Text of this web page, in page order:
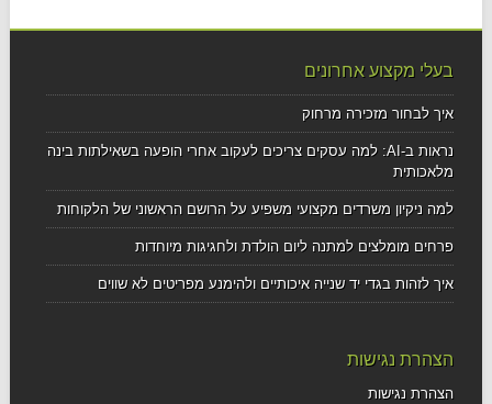
בעלי מקצוע אחרונים
איך לבחור מזכירה מרחוק
נראות ב-AI: למה עסקים צריכים לעקוב אחרי הופעה בשאילתות בינה
מלאכותית
למה ניקיון משרדים מקצועי משפיע על הרושם הראשוני של הלקוחות
פרחים מומלצים למתנה ליום הולדת ולחגיגות מיוחדות
איך לזהות בגדי יד שנייה איכותיים ולהימנע מפריטים לא שווים
הצהרת נגישות
הצהרת נגישות